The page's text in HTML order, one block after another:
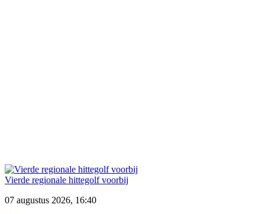
Vierde regionale hittegolf voorbij
07 augustus 2026, 16:40